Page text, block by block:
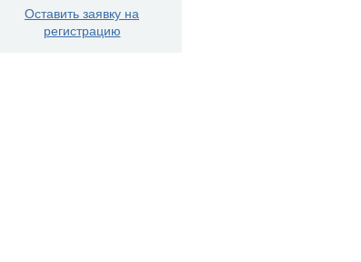
Оставить заявку на
регистрацию